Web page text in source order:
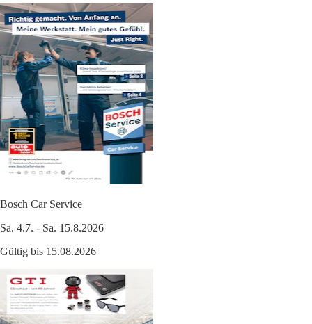
Bosch Car Service
Sa. 4.7. - Sa. 15.8.2026
Gültig bis 15.08.2026